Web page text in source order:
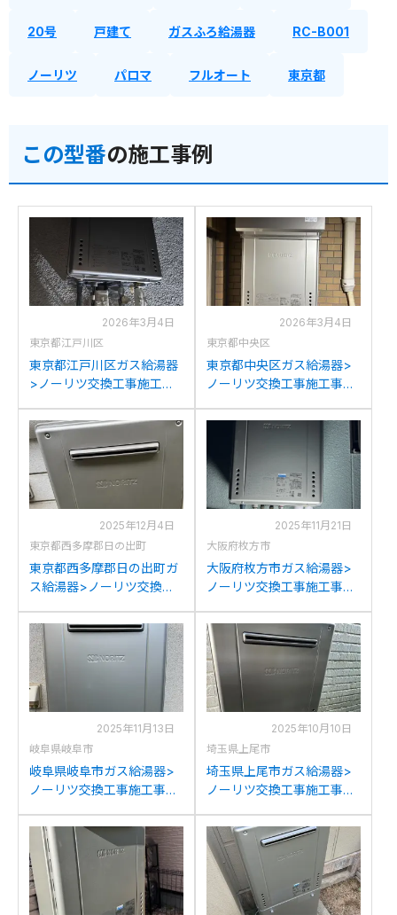
20号 戸建て ガスふろ給湯器 RC-B001
ノーリツ パロマ フルオート 東京都
この型番の施工事例
2026年3月4日
東京都江戸川区
東京都江戸川区ガス給湯器
>ノーリツ交換工事施工事
2028AWXからノーリツ
GT-C2072AW BLへの交換
2026年3月4日
東京都中央区
東京都中央区ガス給湯器>
ノーリツ交換工事施工事
からノーリツGT-
C2072AW BLへの交換
2025年12月4日
東京都西多摩郡日の出町
東京都西多摩郡日の出町ガ
ス給湯器>ノーリツ交換工
1615AWからノーリツGT-
C2072AW BLへの交換
2025年11月21日
大阪府枚方市
大阪府枚方市ガス給湯器>
ノーリツ交換工事施工事
2422AWX-Gからノーリツ
GT-C2072AW BLへの交換
2025年11月13日
岐阜県岐阜市
岐阜県岐阜市ガス給湯器>
ノーリツ交換工事施工事
C2432AWXからノーリツ
GT-C2072AW BLへの交換
2025年10月10日
埼玉県上尾市
埼玉県上尾市ガス給湯器>
ノーリツ交換工事施工事
らノーリツGT-C2072AW
BLへの交換